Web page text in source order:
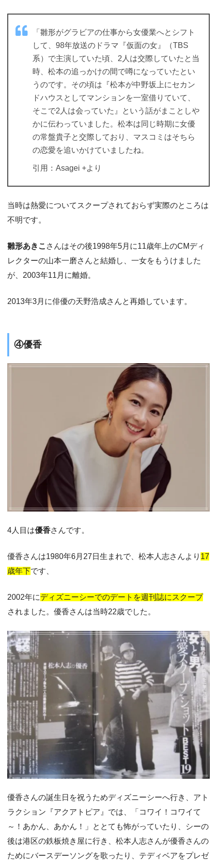
「雛形がグラビアの仕事から女優業へとシフト
して、98年放送のドラマ『仮面の女』（TBS
系）で主演していた頃、2人は交際していたと当
時、松本の追っかけの間で噂になっていたとい
うのです。その頃は『松本が中野坂上にセカン
ドハウスとしてマンションを一室借りていて、
そこで2人は会っていた』という話がまことしや
かに伝わっていました。松本は同じ時期に女優
の常盤貴子と交際しており、マスコミはそちら
の恋愛を追いかけていましたね。
引用：Asagei +より
当時は熱愛についてスクープされておらず実際のところは
不明です。
雛形あきこ さんはその後1998年5月に11歳年上のCMディ
レクターの山本一磨さんと結婚し、一女をもうけました
が、2003年11月に離婚。
2013年3月に俳優の天野浩成さんと再婚しています。
④優香
4人目は優香さんです。
優香さんは1980年6月27日生まれで、松本人志さんより 17
歳年下です、
2002年にディズニーシーでのデートを週刊誌にスクープ
されました。優香さんは当時22歳でした。
優香さんの誕生日を祝うためディズニーシーへ行き、アト
ラクション『アクアトピア』では、「コワイ！コワイて
～！あかん、あかん！」ととても怖がっていたり、シーの
後は港区の鉄板焼き屋に行き、松本人志さんが優香さんの
ためにバースデーソングを歌ったり、テディベアをプレゼ